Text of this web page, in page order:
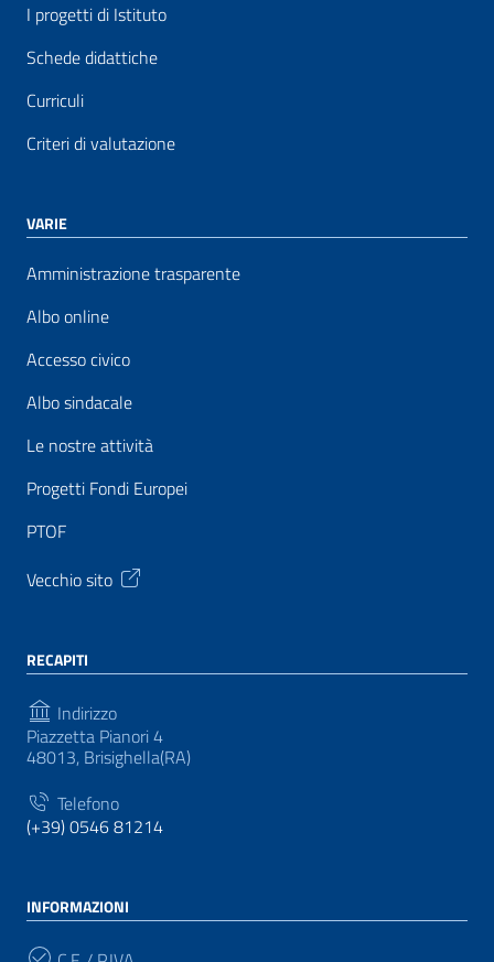
I progetti di Istituto
Schede didattiche
Curriculi
Criteri di valutazione
VARIE
Amministrazione trasparente
Albo online
Accesso civico
Albo sindacale
Le nostre attività
Progetti Fondi Europei
PTOF
Vecchio sito
RECAPITI
Indirizzo
Piazzetta Pianori 4
48013, Brisighella(RA)
Telefono
(+39) 0546 81214
INFORMAZIONI